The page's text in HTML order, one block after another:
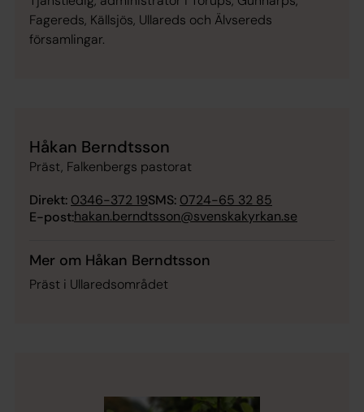
Fagereds, Källsjös, Ullareds och Älvsereds
församlingar.
Håkan Berndtsson
Präst, Falkenbergs pastorat
Direkt: 0346-372 19SMS: 0724-65 32 85
E-post:hakan.berndtsson@svenskakyrkan.se
Mer om Håkan Berndtsson
Präst i Ullaredsområdet